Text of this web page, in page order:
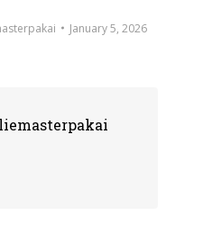
January 5, 2026